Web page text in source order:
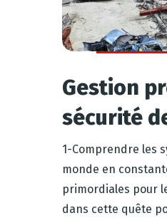
Gestion
sécurité
1-Comprendre les
monde en
primordiales pour
dans cette quête